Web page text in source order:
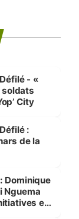
- «
soldats
City
:
de la
Dominique
Nguema
en